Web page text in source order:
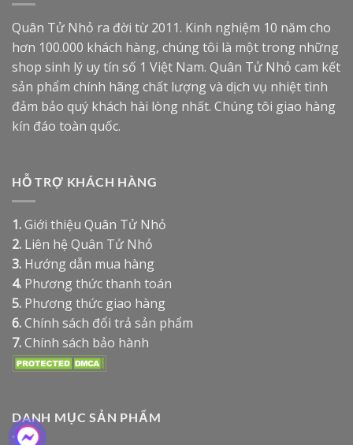
Quân Tử Nhỏ ra đời từ 2011. Kinh nghiệm 10 năm cho
hơn 100.000 khách hàng, chúng tôi là một trong những
shop sinh lý uy tín số 1 Việt Nam. Quân Tử Nhỏ cam kết
sản phẩm chính hãng chất lượng và dịch vụ nhiệt tình
đảm bảo quý khách hài lòng nhất. Chúng tôi giao hàng
kín đáo toàn quốc.
HỖ TRỢ KHÁCH HÀNG
1.Giới thiệu Quân Tử Nhỏ
2. Liên hệ Quân Tử Nhỏ
3. Hướng dẫn mua hàng
4. Phương thức thanh toán
5. Phương thức giao hàng
6.Chính sách đổi trả sản phẩm
7.Chính sách bảo hành
DANH MỤC SẢN PHẨM